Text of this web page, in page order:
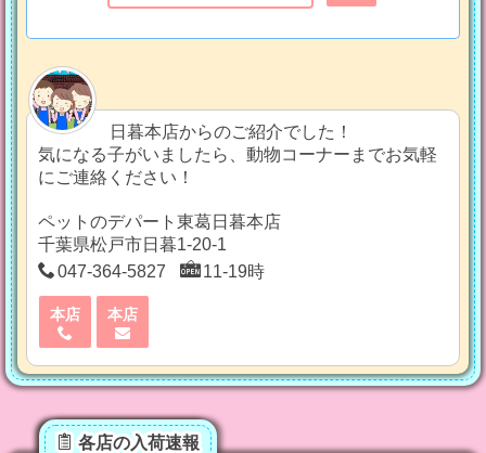
日暮本店からのご紹介でした！
気になる子がいましたら、動物コーナーまでお気軽
にご連絡ください！
ペットのデパート東葛日暮本店
千葉県松戸市日暮1-20-1
047-364-5827
11-19時
本店 本店
各店の入荷速報